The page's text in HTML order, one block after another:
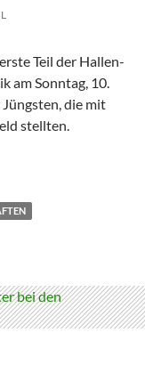
Teil der Hallen-
am Sonntag, 10.
die mit
stellten.